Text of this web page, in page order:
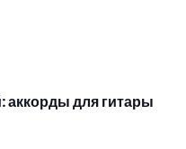
аккорды для
для гитары